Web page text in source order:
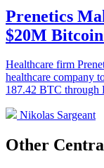
Prenetics
$20M
Healthcare firm
healthcare company
187.42 BTC through
Nikolas Sargeant
Other